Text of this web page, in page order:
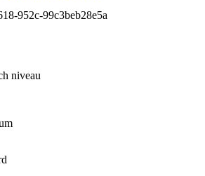
952c-99c3beb28e5a
niveau